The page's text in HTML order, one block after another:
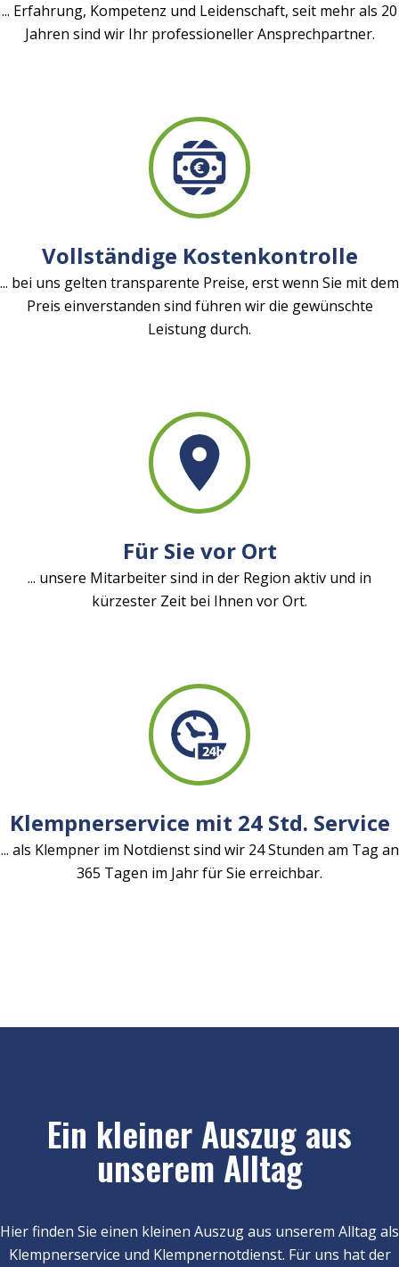
... Erfahrung, Kompetenz und Leidenschaft, seit mehr als 20
Jahren sind wir Ihr professioneller Ansprechpartner.
Vollständige Kostenkontrolle
... bei uns gelten transparente Preise, erst wenn Sie mit dem
Preis einverstanden sind führen wir die gewünschte
Leistung durch.
Für Sie vor Ort
... unsere Mitarbeiter sind in der Region aktiv und in
kürzester Zeit bei Ihnen vor Ort.
Klempnerservice mit 24 Std. Service
... als Klempner im Notdienst sind wir 24 Stunden am Tag an
365 Tagen im Jahr für Sie erreichbar.
Ein kleiner Auszug aus
unserem Alltag
Hier finden Sie einen kleinen Auszug aus unserem Alltag als
Klempnerservice und Klempnernotdienst. Für uns hat der